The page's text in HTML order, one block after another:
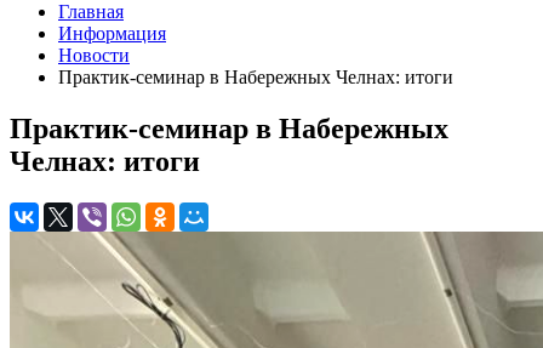
Главная
Информация
Новости
Практик-семинар в Набережных Челнах: итоги
Практик-семинар в Набережных
Челнах: итоги